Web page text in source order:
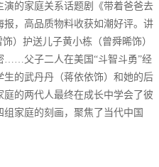
的家庭关系话题剧《带着爸爸去
，高品质物料收获如潮好评。讲
）护送儿子黄小栋（曾舜晞饰）
……父子二人在美国“斗智斗勇”经
的武丹丹（蒋依依饰）和她的后
的两代人最终在成长中学会了彼
家庭的刻画，聚焦了当代中国